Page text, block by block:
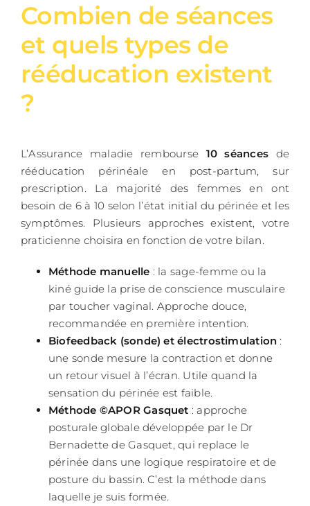
Combien de séances
et quels types de
rééducation existent
?
L’Assurance maladie rembourse 10 séances de
rééducation périnéale en post-partum, sur
prescription. La majorité des femmes en ont
besoin de 6 à 10 selon l’état initial du périnée et les
symptômes. Plusieurs approches existent, votre
praticienne choisira en fonction de votre bilan.
Méthode manuelle : la sage-femme ou la
kiné guide la prise de conscience musculaire
par toucher vaginal. Approche douce,
recommandée en première intention.
Biofeedback (sonde) et électrostimulation :
une sonde mesure la contraction et donne
un retour visuel à l’écran. Utile quand la
sensation du périnée est faible.
Méthode ©APOR Gasquet : approche
posturale globale développée par le Dr
Bernadette de Gasquet, qui replace le
périnée dans une logique respiratoire et de
posture du bassin. C’est la méthode dans
laquelle je suis formée.